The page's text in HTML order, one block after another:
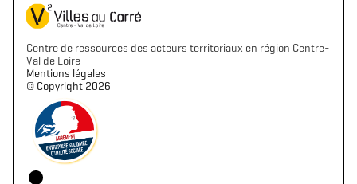
Centre de ressources des acteurs territoriaux en région Centre-
Val de Loire
Mentions légales
©️ Copyright 2026